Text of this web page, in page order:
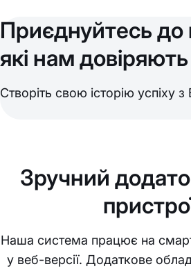
Приєднуйтесь до
які нам довіряють
Створіть свою історію успіху
Зручний
Наша система працює на
у веб-версії. Додаткове